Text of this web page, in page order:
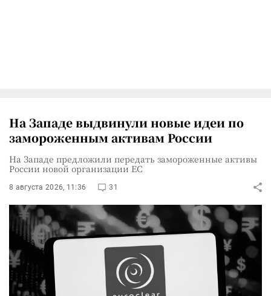
На Западе выдвинули новые идеи по
замороженным активам России
На Западе предложили передать замороженные активы
России новой организации ЕС
8 августа 2026, 11:36 31